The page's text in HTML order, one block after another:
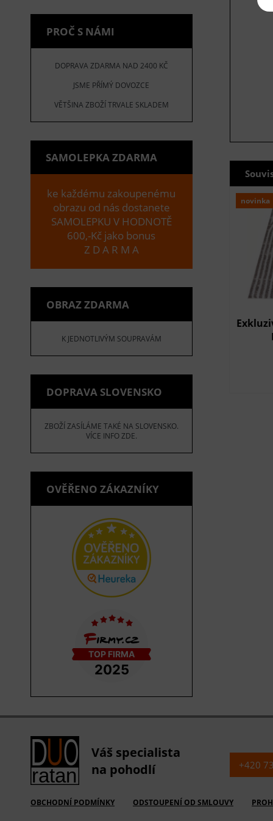
PROČ S NÁMI
DOPRAVA ZDARMA NAD 2400 KČ
JSME PŘÍMÝ DOVOZCE
VĚTŠINA ZBOŽÍ TRVALE SKLADEM
SAMOLEPKA ZDARMA
ke každému zakoupenému
obrazu od nás dostanete
SAMOLEPKU V HODNOTĚ
600,-Kč jako bonus
Z D A R M A
OBRAZ ZDARMA
K JEDNOTLIVÝM SOUPRAVÁM
DOPRAVA SLOVENSKO
ZBOŽÍ ZASÍLÁME TAKÉ NA SLOVENSKO.
VÍCE INFO ZDE.
OVĚŘENO ZÁKAZNÍKY
novinka
Váš specialista
na pohodlí
OBCHODNÍ PODMÍNKY ODSTOUPENÍ OD SMLOUVY
+420